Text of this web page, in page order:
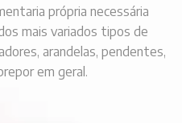
própria necessária
mais variados tipos de
arandelas, pendentes,
em geral.